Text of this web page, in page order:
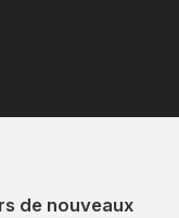
de nouveaux